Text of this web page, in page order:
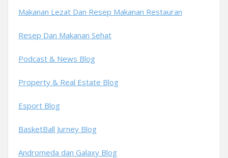
Makanan Lezat Dan Resep Makanan Restauran
Resep Dan Makanan Sehat
Podcast & News Blog
Property & Real Estate Blog
Esport Blog
BasketBall Jurney Blog
Andromeda dan Galaxy Blog